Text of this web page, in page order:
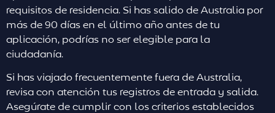
requisitos de residencia. Si has salido de Australia por
más de 90 días en el último año antes de tu
aplicación, podrías no ser elegible para la
ciudadanía.
Si has viajado frecuentemente fuera de Australia,
revisa con atención tus registros de entrada y salida.
Asegúrate de cumplir con los criterios establecidos